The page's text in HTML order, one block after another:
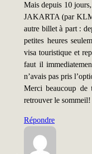
Mais depuis 10
JAKARTA (par
autre billet à part :
petites heures
visa touristique et
faut il
n’avais pas pris
Merci beaucoup de
retrouver le sommeil!
Répondre